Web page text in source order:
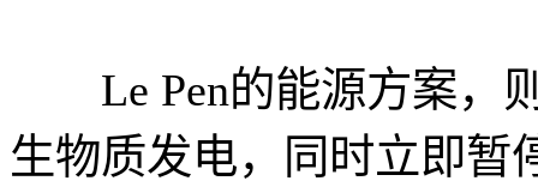
Le Pen的能源方案，则
生物质发电，同时立即暂